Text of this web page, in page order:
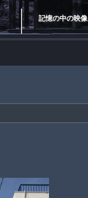
記憶の中の映像